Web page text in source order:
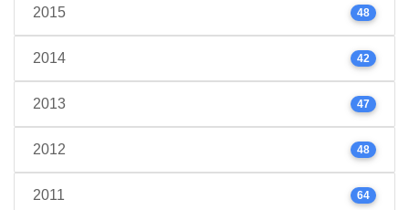
2015 48
2014 42
2013 47
2012 48
2011 64